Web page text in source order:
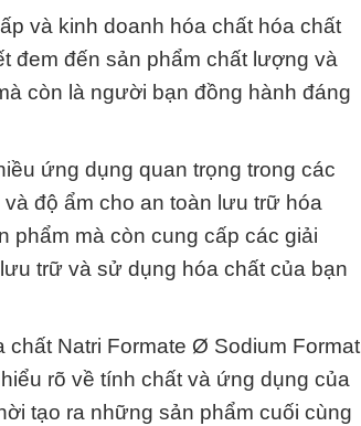
và kinh doanh hóa chất hóa chất
đem đến sản phẩm chất lượng và
còn là người bạn đồng hành đáng
ứng dụng quan trọng trong các
độ ẩm cho an toàn lưu trữ hóa
phẩm mà còn cung cấp các giải
trữ và sử dụng hóa chất của bạn
Natri Formate Ø Sodium Format
rõ về tính chất và ứng dụng của
tạo ra những sản phẩm cuối cùng